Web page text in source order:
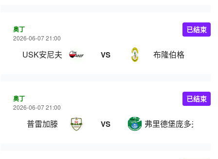
奥丁
2026-06-07 21:00
USK安尼夫 VS 布隆伯格
已结束
奥丁
2026-06-07 21:00
普雷加滕 VS 弗里德堡庞多夫
已结束